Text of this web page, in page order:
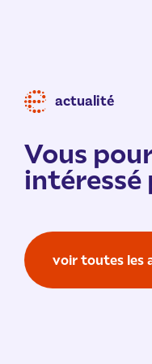
actualité
Vous
intéressé
voir toutes les